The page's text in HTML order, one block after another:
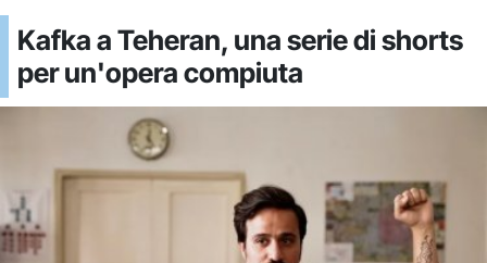
Kafka a Teheran, una serie di shorts
per un'opera compiuta